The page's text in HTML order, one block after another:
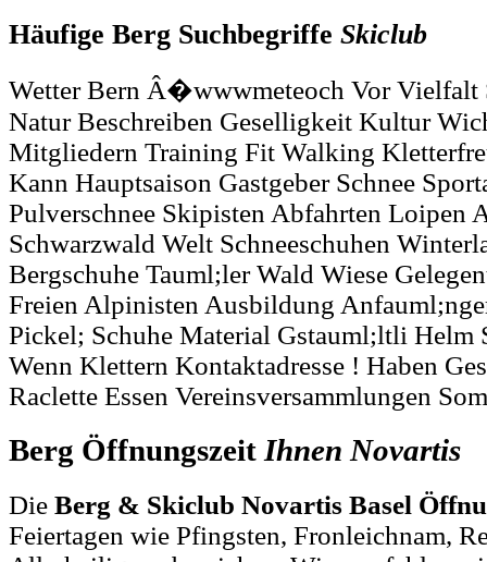
Häufige Berg Suchbegriffe Skiclub
Wetter Bern Â�wwwmeteoch Vor Vielfalt
Natur Beschreiben Geselligkeit Kultur
Mitgliedern Training Fit Walking
Kann Hauptsaison Gastgeber Schnee
Pulverschnee Skipisten Abfahrten Loipen
Schwarzwald Welt Schneeschuhen
Bergschuhe Tauml;ler Wald Wiese
Freien Alpinisten Ausbildung
Pickel; Schuhe Material Gstauml;ltli Helm
Wenn Klettern Kontaktadresse ! Haben
Raclette Essen Vereinsversammlungen
Berg ÖffnungszeitIhnen Novartis
Die Berg & Skiclub Novartis Basel
Feiertagen wie Pfingsten, Fronleichnam,